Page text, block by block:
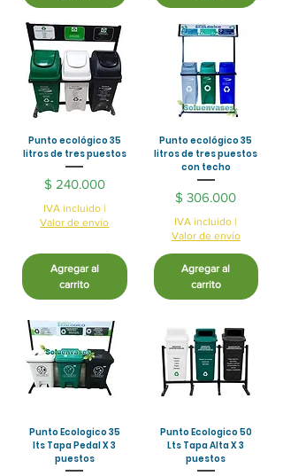
Punto ecológico 35
litros de tres puestos
Precio
$ 240.000
IVA incluido|
Valor de envío
Agregar al
carrito
Punto ecológico 35
litros de tres puestos
con techo
Precio
$ 306.000
IVA incluido |
Valor de envío
Agregar al
carrito
Punto Ecologico 35
lts Tapa Pedal X 3
puestos
Punto Ecologico 50
Lts Tapa Alta X 3
puestos